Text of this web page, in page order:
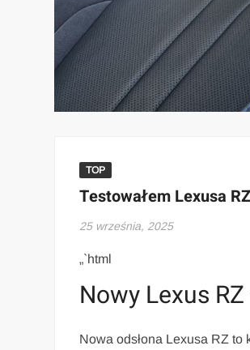
TOP
Testowałem Lexusa
25 września, 2025
„`html
Nowy Lexus
Nowa odsłona Lexusa RZ